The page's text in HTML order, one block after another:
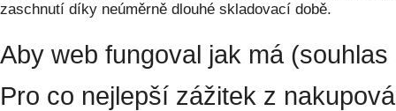
zaschnutí díky neúměrně dlouhé skladovací době.
Aby web fungoval jak má
Pro co nejlepší zážitek z